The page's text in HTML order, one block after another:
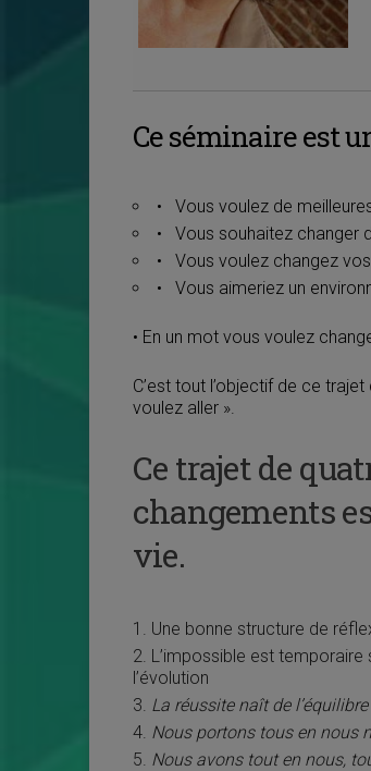
Ce séminaire est
• Vous voulez de
• Vous souhaitez changer
• Vous voulez changez vos
• Vous aimeriez un
• En un mot vous voulez
C’est tout l’objectif de ce
voulez aller ».
Ce trajet de
changements
vie.
Une bonne structure de
L’impossible est temporaire
l’évolution
La réussite naît de
Nous portons tous en nous
Nous avons tout en nous,